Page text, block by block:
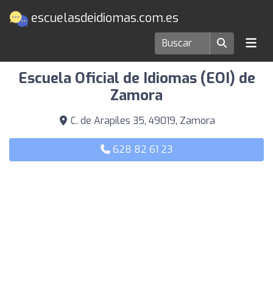
escuelasdeidiomas.com.es
Escuelas de idiomas en Zamora
Escuela Oficial de Idiomas (EOI) de
Zamora
C. de Arapiles 35, 49019, Zamora
628 82 61 23